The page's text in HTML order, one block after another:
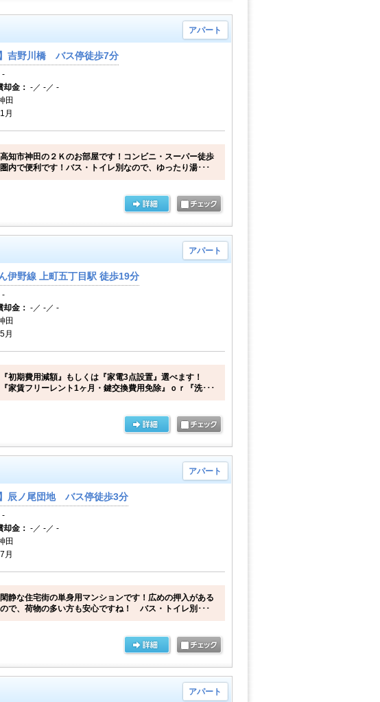
アパート
吉野川橋 バス停徒歩7分
-
金： -／ -／ -
田
月
高知市神田の２Ｋのお部屋です！コンビニ・スーパー徒歩
圏内で便利です！バス・トイレ別なので、ゆったり湯･･･
アパート
伊野線 上町五丁目駅 徒歩19分
-
金： -／ -／ -
田
月
『初期費用減額』もしくは『家電3点設置』選べます！
『家賃フリーレント1ヶ月・鍵交換費用免除』ｏｒ『洗･･･
アパート
辰ノ尾団地 バス停徒歩3分
-
金： -／ -／ -
田
月
閑静な住宅街の単身用マンションです！広めの押入がある
ので、荷物の多い方も安心ですね！ バス・トイレ別･･･
アパート